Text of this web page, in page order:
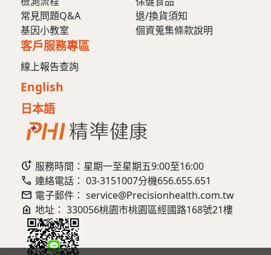
常見問題Q&A
基因小教室
退/換貨須知
個資蒐集條款說明
客戶服務專區
線上報告查詢
English
日本語
more_time 服務時間：星期一至星期五9:00至16:00
call 連絡電話：03-3151007分機656.655.651
mail 電子郵件：service@Precisionhealth.com.tw
home_health 地址：330056桃園市桃園區經國路168號21樓